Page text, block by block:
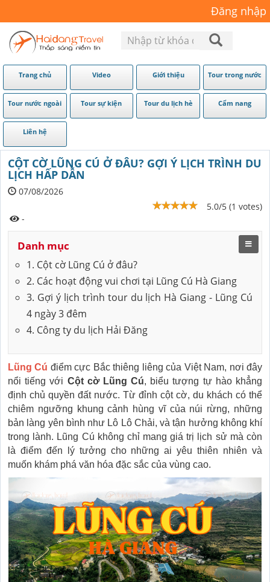
Đăng nhập
Trang chủ Video Giới thiệu Tour trong nước
Tour nước ngoài Tour sự kiện Tour du lịch hè Cẩm nang
Liên hệ
CỘT CỜ LŨNG CÚ Ở ĐÂU? GỢI Ý LỊCH TRÌNH DU
LỊCH HẤP DẪN
07/08/2026
5.0/5 (1 votes)
-
Danh mục
1. Cột cờ Lũng Cú ở đâu?
2. Các hoạt động vui chơi tại Lũng Cú Hà Giang
3. Gợi ý lịch trình tour du lịch Hà Giang - Lũng Cú
4 ngày 3 đêm
4. Công ty du lịch Hải Đăng
Lũng Cú điểm cực Bắc thiêng liêng của Việt Nam, nơi đây
nổi tiếng với Cột cờ Lũng Cú, biểu tượng tự hào khẳng
định chủ quyền đất nước. Từ đỉnh cột cờ, du khách có thể
chiêm ngưỡng khung cảnh hùng vĩ của núi rừng, những
bản làng yên bình như Lô Lô Chải, và tận hưởng không khí
trong lành. Lũng Cú không chỉ mang giá trị lịch sử mà còn
là điểm đến lý tưởng cho những ai yêu thiên nhiên và
muốn khám phá văn hóa đặc sắc của vùng cao.